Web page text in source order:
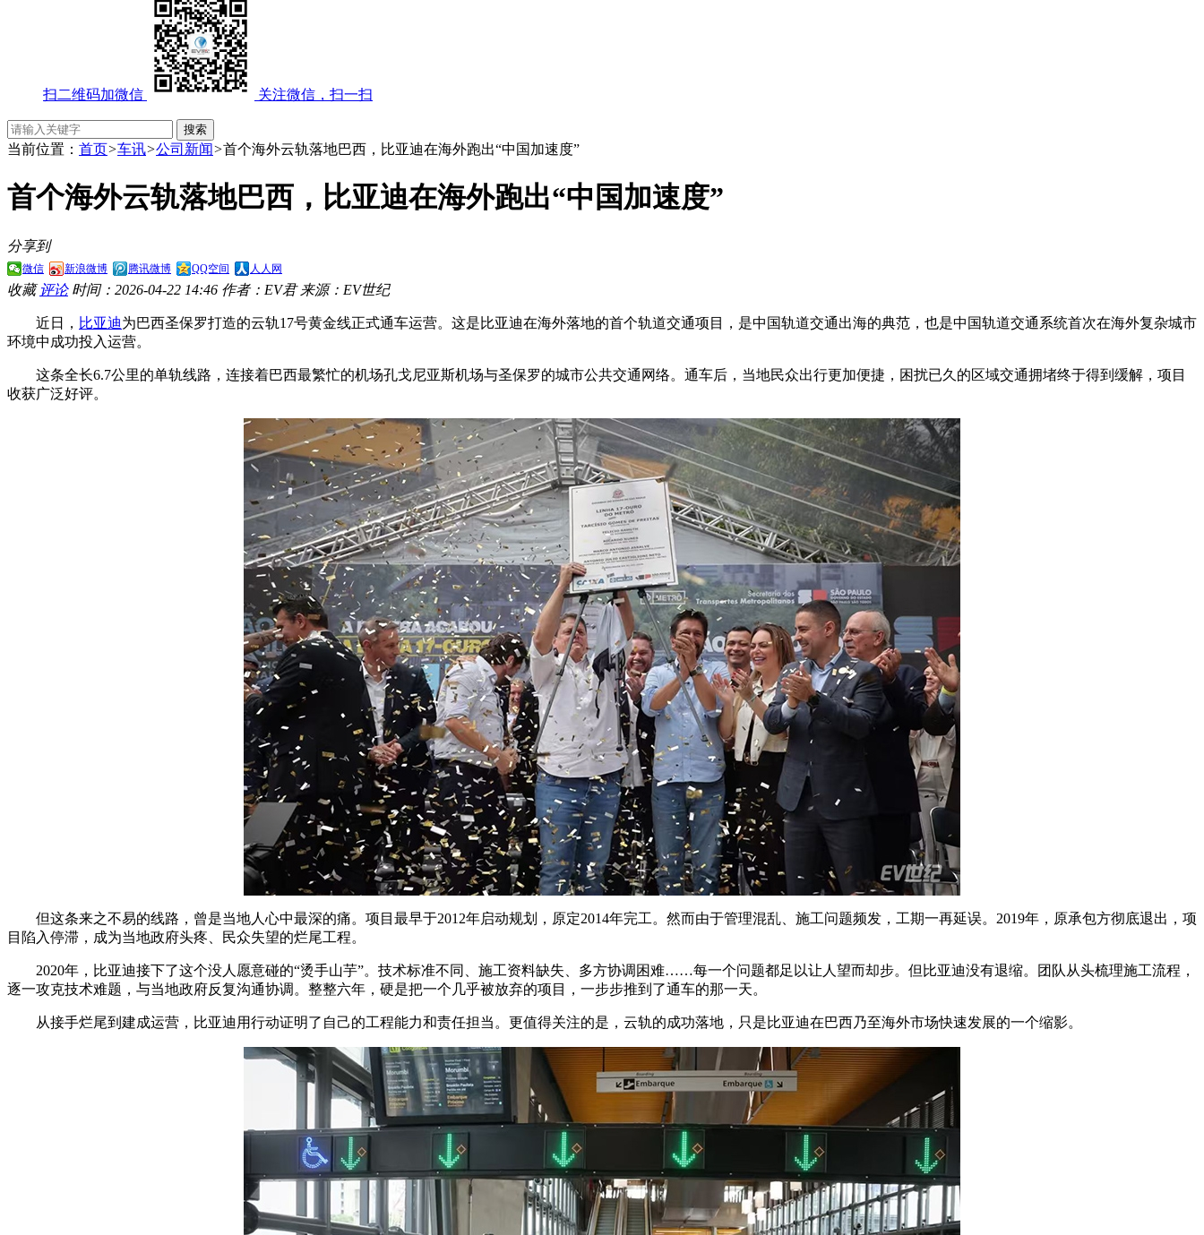
扫二维码加微信 关注微信，扫一扫
当前位置： 首页>车讯>公司新闻>首个海外云轨落地巴西，比亚迪在海外跑出“中国加速度”
首个海外云轨落地巴西，比亚迪在海外跑出“中国加速度”
分享到
微信 新浪微博 腾讯微博 QQ空间 人人网
收藏 评论 时间：2026-04-22 14:46 作者：EV君 来源：EV世纪
近日， 比亚迪为巴西圣保罗打造的云轨17号黄金线正式通车运营。这是比亚迪在海外落地的首个轨道交通项目，是中国轨道交通出海的典范，也是中国轨道交通系统首次在海外复杂城市
环境中成功投入运营。
这条全长6.7公里的单轨线路，连接着巴西最繁忙的机场孔戈尼亚斯机场与圣保罗的城市公共交通网络。通车后，当地民众出行更加便捷，困扰已久的区域交通拥堵终于得到缓解，项目
收获广泛好评。
但这条来之不易的线路，曾是当地人心中最深的痛。项目最早于2012年启动规划，原定2014年完工。然而由于管理混乱、施工问题频发，工期一再延误。2019年，原承包方彻底退出，项
目陷入停滞，成为当地政府头疼、民众失望的烂尾工程。
2020年，比亚迪接下了这个没人愿意碰的“烫手山芋”。技术标准不同、施工资料缺失、多方协调困难……每一个问题都足以让人望而却步。但比亚迪没有退缩。团队从头梳理施工流程，
逐一攻克技术难题，与当地政府反复沟通协调。整整六年，硬是把一个几乎被放弃的项目，一步步推到了通车的那一天。
从接手烂尾到建成运营，比亚迪用行动证明了自己的工程能力和责任担当。更值得关注的是，云轨的成功落地，只是比亚迪在巴西乃至海外市场快速发展的一个缩影。